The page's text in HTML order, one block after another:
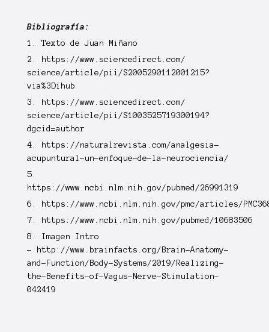
Bibliografía:
1. Texto de Juan Miñano
2.
https://www.sciencedirect.com/
science/article/pii/S2005290112001215?
via%3Dihub
3.
https://www.sciencedirect.com/
science/article/pii/S1003525719300194?
dgcid=author
4. https://naturalrevista.com/analgesia-
acupuntural-un-enfoque-de-la-neurociencia/
5.
https://www.ncbi.nlm.nih.gov/pubmed/26991319
6.
https://www.ncbi.nlm.nih.gov/pmc/articles/
7.
https://www.ncbi.nlm.nih.gov/pubmed/10683506
8. Imagen Intro
-
http://www.brainfacts.org/Brain-Anatomy-
and-Function/Body-Systems/2019/Realizing-
the-Benefits-of-Vagus-Nerve-Stimulation-
042419